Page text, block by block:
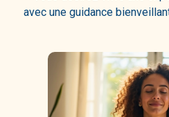
avec une guidance